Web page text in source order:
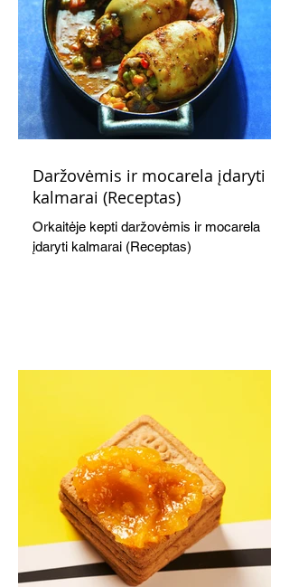
Daržovėmis ir mocarela įdaryti
kalmarai (Receptas)
Orkaitėje kepti daržovėmis ir mocarela
įdaryti kalmarai (Receptas)